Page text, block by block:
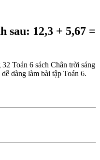
sau: 12,3 + 5,67 =
Toán 6 sách Chân trời sáng
dàng làm bài tập Toán 6.